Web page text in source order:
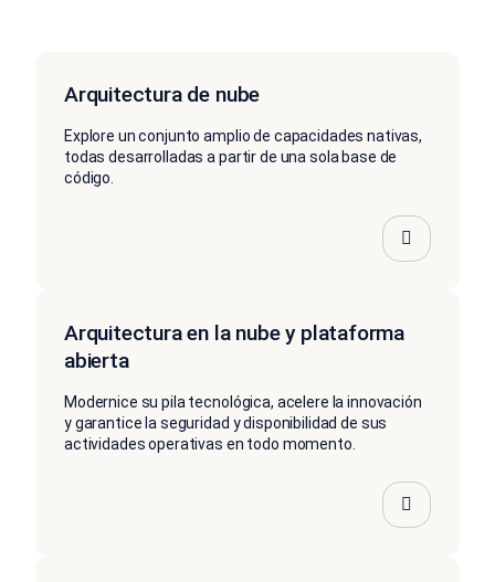
Arquitectura de nube
Explore un conjunto amplio de capacidades nativas,
todas desarrolladas a partir de una sola base de
código.
Arquitectura en la nube y plataforma
abierta
Modernice su pila tecnológica, acelere la innovación
y garantice la seguridad y disponibilidad de sus
actividades operativas en todo momento.